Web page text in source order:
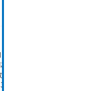
・22・27年数値は、販
ついては、1ha未満を四
と内訳の加算値は必ず
3-5 地域別経営耕地面